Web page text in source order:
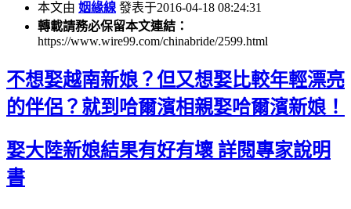
本文由 姻緣線 發表于2016-04-18 08:24:31
轉載請務必保留本文連結：
https://www.wire99.com/chinabride/2599.html
不想娶越南新娘？但又想娶比較年輕漂亮
的伴侶？就到哈爾濱相親娶哈爾濱新娘！
娶大陸新娘結果有好有壞 詳閱專家說明
書